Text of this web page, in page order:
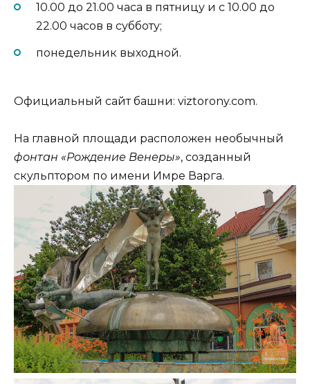
10.00 до 21.00 часа в пятницу и с 10.00 до
22.00 часов в субботу;
понедельник выходной.
Официальный сайт башни: viztorony.com.
На главной площади расположен необычный
фонтан «Рождение Венеры», созданный
скульптором по имени Имре Варга.